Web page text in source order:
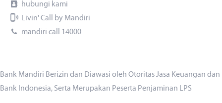
hubungi kami
Livin' Call by Mandiri
mandiri call 14000
Bank Mandiri Berizin dan Diawasi oleh Otoritas Jasa Keuangan dan
Bank Indonesia, Serta Merupakan Peserta Penjaminan LPS